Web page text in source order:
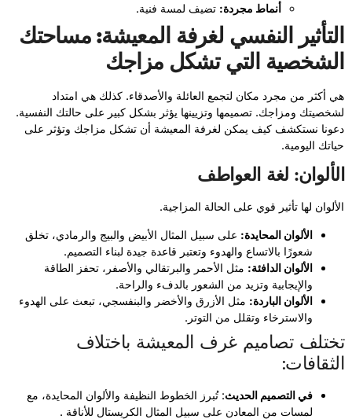
أنماط مجردة: تضيف لمسة فنية.
التأثير النفسي لغرفة المعيشة: مساحتك
الشخصية التي تشكل مزاجك
هي أكثر من مجرد مكان لتجمع العائلة والأصدقاء. كذلك هي امتداد
لشخصيتك ومزاجك. تصميمها وتزيينها يؤثر بشكل كبير على حالتك النفسية.
دعونا نستكشف كيف يمكن لغرفة المعيشة أن تشكل مزاجك وتؤثر على
حياتك اليومية.
الألوان: لغة العواطف
الألوان لها تأثير قوي على الحالة المزاجية.
الألوان المحايدة: على سبيل المثال الأبيض والبيج والرمادي، تخلق
شعورًا بالاتساع والهدوء وتعتبر قاعدة جيدة لبناء التصميم.
الألوان الدافئة: مثل الأحمر والبرتقالي والأصفر، تحفز الطاقة
والإيجابية وتزيد من الشعور بالدفء والراحة.
الألوان الباردة: مثل الأزرق والأخضر والبنفسجي، تبعث على الهدوء
والاسترخاء وتقلل من التوتر.
تختلف تصاميم غرف المعيشة باختلاف
الثقافات:
في التصميم الحديث: تُبرز الخطوط النظيفة والألوان المحايدة، مع
لمسات من المعادن على سبيل المثال الكريستال للأناقة .